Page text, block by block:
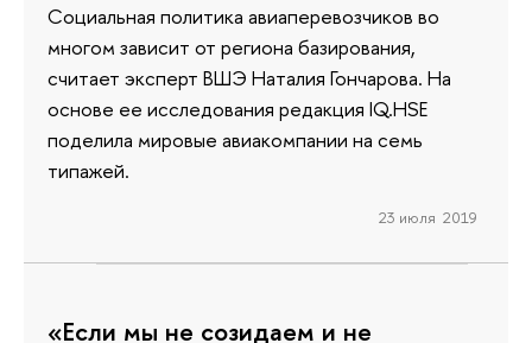
Социальная политика авиаперевозчиков во
многом зависит от региона базирования,
считает эксперт ВШЭ Наталия Гончарова. На
основе ее исследования редакция IQ.HSE
поделила мировые авиакомпании на семь
типажей.
23 июля 2019
«Если мы не созидаем и не